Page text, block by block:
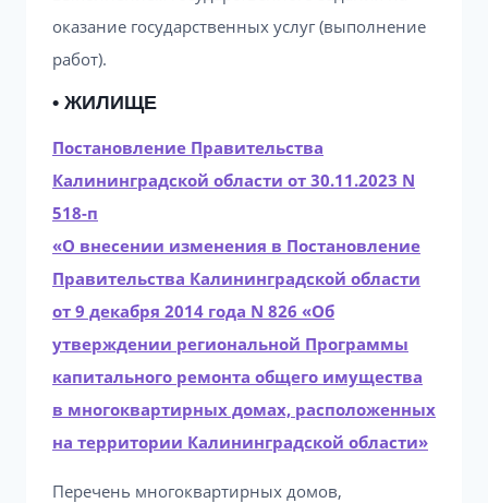
оказание государственных услуг (выполнение
работ).
• ЖИЛИЩЕ
Постановление Правительства
Калининградской области от 30.11.2023 N
518-п
«О внесении изменения в Постановление
Правительства Калининградской области
от 9 декабря 2014 года N 826 «Об
утверждении региональной Программы
капитального ремонта общего имущества
в многоквартирных домах, расположенных
на территории Калининградской области»
Перечень многоквартирных домов,